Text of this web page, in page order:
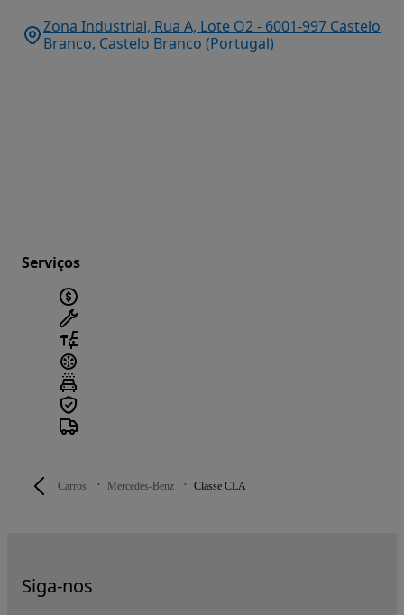
Carros Mercedes-Benz Classe CLA
Zona Industrial, Rua A, Lote O2 - 6001-997 Castelo
Branco, Castelo Branco (Portugal)
Serviços
Siga-nos